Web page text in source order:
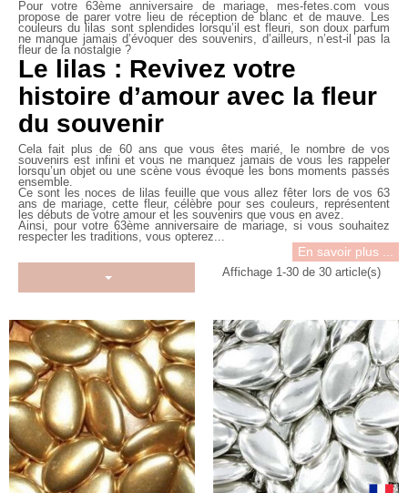
Pour votre 63ème anniversaire de mariage, mes-fetes.com vous
propose de parer votre lieu de réception de blanc et de mauve. Les
couleurs du lilas sont splendides lorsqu’il est fleuri, son doux parfum
ne manque jamais d’évoquer des souvenirs, d’ailleurs, n’est-il pas la
fleur de la nostalgie ?
Le lilas : Revivez votre
histoire d’amour avec la fleur
du souvenir
Cela fait plus de 60 ans que vous êtes marié, le nombre de vos
souvenirs est infini et vous ne manquez jamais de vous les rappeler
lorsqu’un objet ou une scène vous évoque les bons moments passés
ensemble.
Ce sont les noces de lilas feuilleque vous allez fêter lors de vos63
ans de mariage, cette fleur, célèbre pour ses couleurs, représentent
les débuts de votre amour et les souvenirs que vous en avez.
Ainsi, pour votre 63ème anniversaire de mariage, si vous souhaitez
respecter les traditions, vous opterez...
En savoir plus ...
Affichage 1-30 de 30 article(s)